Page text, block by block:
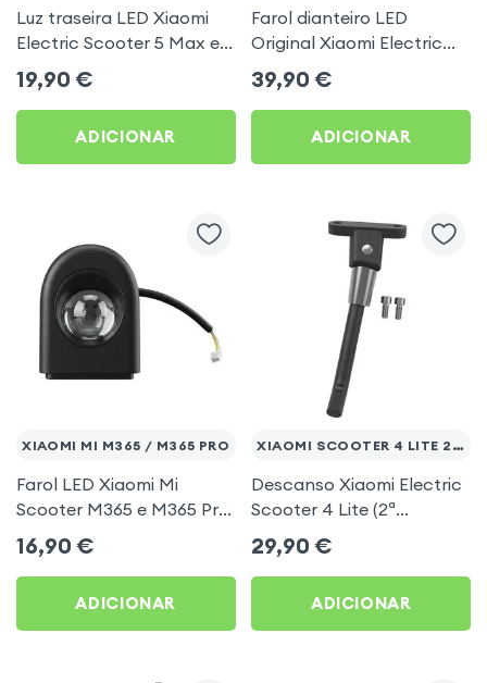
Luz traseira LED Xiaomi
Electric Scooter 5 Max e 5
Pro
19,90 €
ADICIONAR
Farol dianteiro LED
Original Xiaomi Electric
Scooter 5 e 5 Pro
39,90 €
ADICIONAR
XIAOMI MI M365 / M365 PRO
Farol LED Xiaomi Mi
Scooter M365 e M365 Pro
- Luz dianteira trotinete
16,90 €
ADICIONAR
XIAOMI SCOOTER 4 LITE 2ND GEN
Descanso Xiaomi Electric
Scooter 4 Lite (2ª
geração)
29,90 €
ADICIONAR